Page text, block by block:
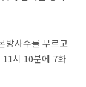
방사수를 부르고
11시 10분에 7화